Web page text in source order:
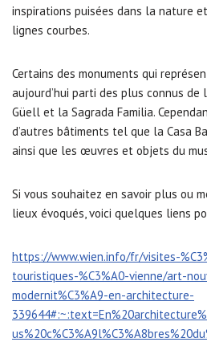
inspirations puisées dans la nature
lignes courbes.
Certains des monuments qui
aujourd’hui parti des plus connus
Güell et la Sagrada Familia.
d’autres bâtiments tel que la Casa
ainsi que les œuvres et objets du
Si vous souhaitez en savoir plus ou
lieux évoqués, voici quelques liens
https://www.wien.info/fr/visites-
touristiques-%C3%A0-vienne/art-
modernit%C3%A9-en-architecture-